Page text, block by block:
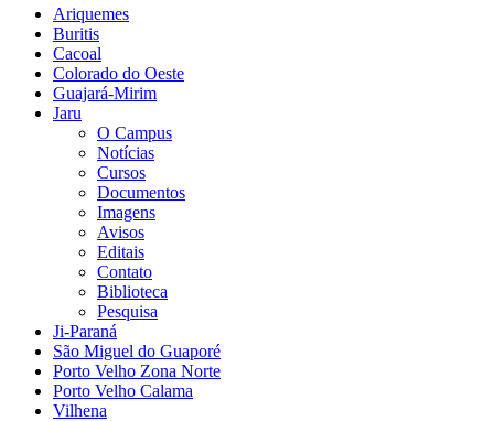
Ariquemes
Buritis
Cacoal
Colorado do Oeste
Guajará-Mirim
Jaru
O Campus
Notícias
Cursos
Documentos
Imagens
Avisos
Editais
Contato
Biblioteca
Pesquisa
Ji-Paraná
São Miguel do Guaporé
Porto Velho Zona Norte
Porto Velho Calama
Vilhena